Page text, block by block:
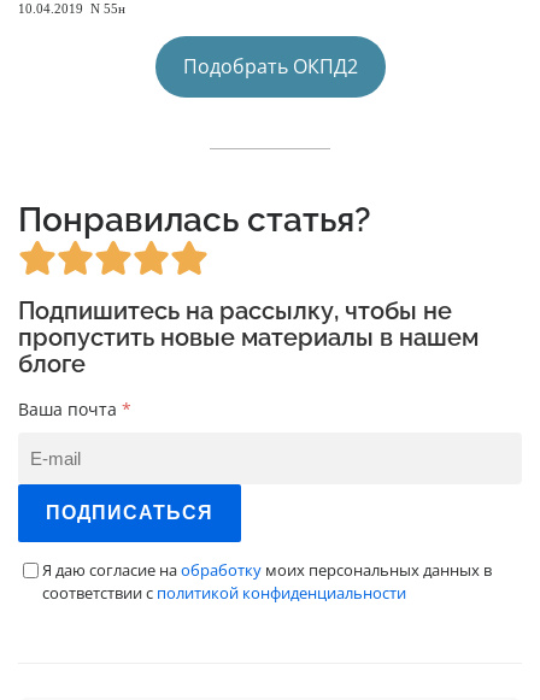
10.04.2019 N 55н
Подобрать ОКПД2
Понравилась статья?
Подпишитесь на рассылку, чтобы не
пропустить новые материалы в нашем
блоге
Ваша почта *
ПОДПИСАТЬСЯ
Я даю согласие наобработку моих персональных данных в
соответствии с политикой конфиденциальности